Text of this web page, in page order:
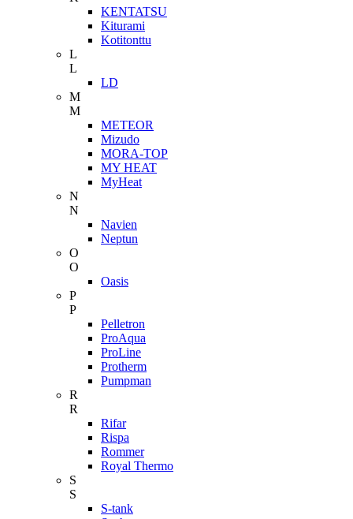
KENTATSU
Kiturami
Kotitonttu
L
L
LD
M
M
METEOR
Mizudo
MORA-TOP
MY HEAT
MyHeat
N
N
Navien
Neptun
O
O
Oasis
P
P
Pelletron
ProAqua
ProLine
Protherm
Pumpman
R
R
Rifar
Rispa
Rommer
Royal Thermo
S
S
S-tank